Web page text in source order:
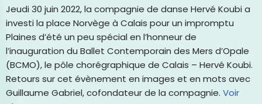
Jeudi 30 juin 2022, la compagnie de danse Hervé Koubi a
investi la place Norvège à Calais pour un impromptu
Plaines d’été un peu spécial en l’honneur de
l’inauguration du Ballet Contemporain des Mers d’Opale
(BCMO), le pôle chorégraphique de Calais – Hervé Koubi.
Retours sur cet évènement en images et en mots avec
Guillaume Gabriel, cofondateur de la compagnie. Voir